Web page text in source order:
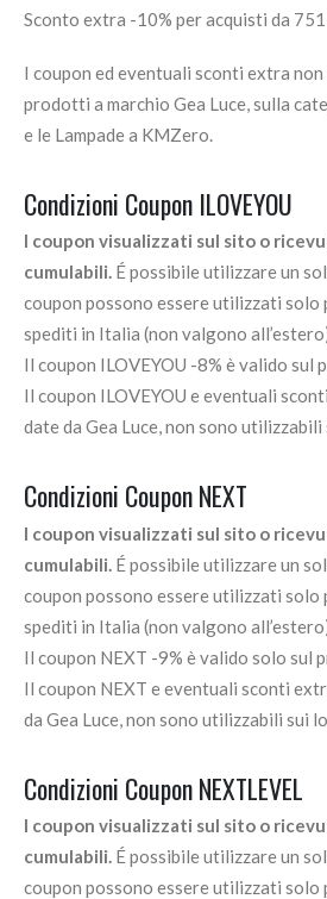
Sconto extra -10% per acquisti da
I coupon ed eventuali sconti extra non
prodotti a marchio Gea Luce, sulla
e le Lampade a KMZero.
Condizioni Coupon ILOVEYOU
I coupon visualizzati sul sito o
cumulabili. É possibile utilizzare un
coupon possono essere utilizzati
spediti in Italia (non valgono
Il coupon ILOVEYOU -8% è valido sul
Il coupon ILOVEYOU e eventuali
date da Gea Luce, non sono
Condizioni Coupon NEXT
I coupon visualizzati sul sito o
cumulabili. É possibile utilizzare un
coupon possono essere utilizzati
spediti in Italia (non valgono
Il coupon NEXT -9% è valido solo sul
Il coupon NEXT e eventuali sconti
da Gea Luce, non sono utilizzabili sui
Condizioni Coupon NEXTLEVEL
I coupon visualizzati sul sito o
cumulabili. É possibile utilizzare un
coupon possono essere utilizzati